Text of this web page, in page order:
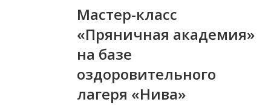
Мастер-класс
«Пряничная академия»
на базе
оздоровительного
лагеря «Нива»